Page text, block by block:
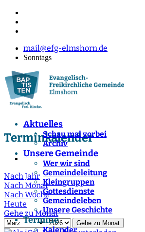
mail@efg-elmshorn.de
Sonntags
Aktuelles
Schau mal vorbei
Archiv
Unsere Gemeinde
Wer wir sind
Gemeindeleitung
Kleingruppen
Gottesdienste
Gemeindeleben
Unsere Geschichte
Termine
Kalender
Terminkalender
Nach Jahr
Nach Monat
Nach Woche
Heute
Gehe zu Monat
Gehe zu Monat